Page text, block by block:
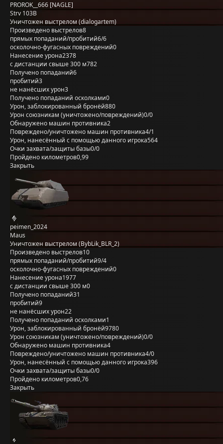
PROROK__666 [NAGLE]
Strv 103B
Уничтожен выстрелом (dialogartem)
Произведено выстрелов8
прямых попаданий/пробитий6/6
осколочно-фугасных повреждений0
Нанесение урона2378
с дистанции свыше 300 м782
Получено попаданий6
пробитий3
не нанёсших урон3
Получено попаданий осколками0
Урон, заблокированный бронёй880
Урон союзникам (уничтожено/повреждений)0/0
Обнаружено машин противника2
Повреждено/уничтожено машин противника4/1
Урон, нанесённый с помощью данного игрока564
Очки захвата/защиты базы0/0
Пройдено километров0,99
Закрыть
peimen_2024
Maus
Уничтожен выстрелом (BybLik_BLR_2)
Произведено выстрелов10
прямых попаданий/пробитий9/4
осколочно-фугасных повреждений0
Нанесение урона1977
с дистанции свыше 300 м0
Получено попаданий31
пробитий9
не нанёсших урон22
Получено попаданий осколками1
Урон, заблокированный бронёй9780
Урон союзникам (уничтожено/повреждений)0/0
Обнаружено машин противника4
Повреждено/уничтожено машин противника4/0
Урон, нанесённый с помощью данного игрока396
Очки захвата/защиты базы0/0
Пройдено километров0,76
Закрыть